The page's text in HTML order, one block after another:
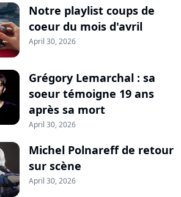
Notre playlist coups de
coeur du mois d'avril
April 30, 2026
Grégory Lemarchal : sa
soeur témoigne 19 ans
après sa mort
April 30, 2026
Michel Polnareff de retour
sur scène
April 30, 2026